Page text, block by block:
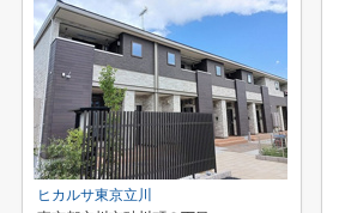
ヒカルサ東京立川